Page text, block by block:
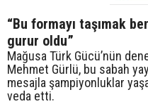
“Bu formayı taşımak
gurur oldu”
Mağusa Türk Gücü’nün
Mehmet Gürlü, bu sabah
mesajla şampiyonluklar
veda etti.